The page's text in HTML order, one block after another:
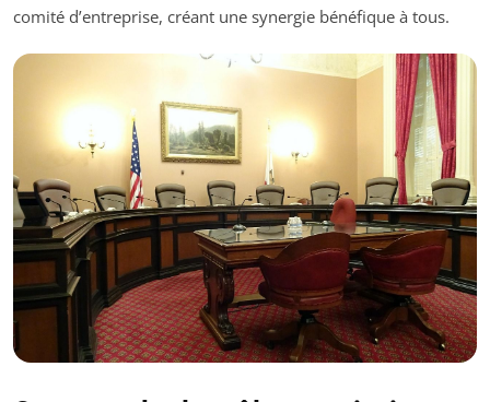
comité d’entreprise, créant une synergie bénéfique à tous.